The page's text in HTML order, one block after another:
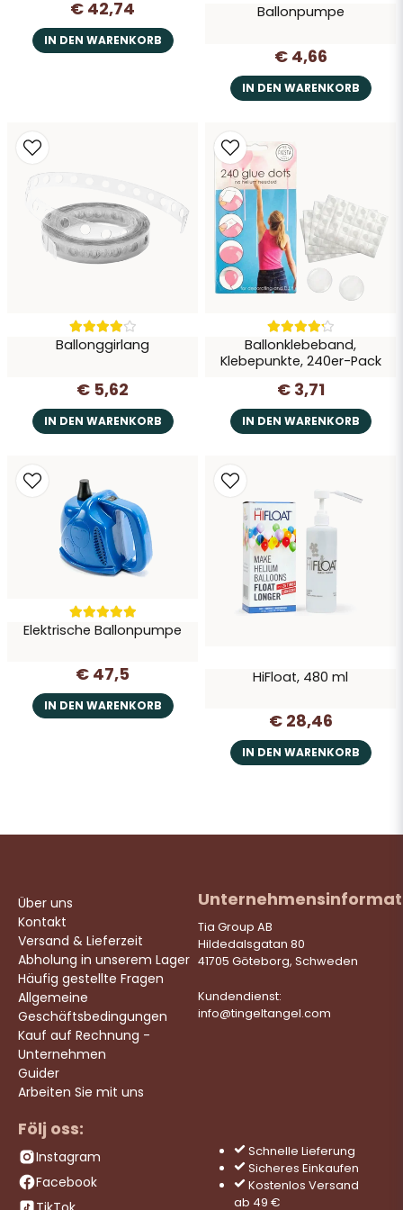
€ 42,74
IN DEN WARENKORB
Ballonpumpe
€ 4,66
IN DEN WARENKORB
Ballonggirlang
€ 5,62
IN DEN WARENKORB
Ballonklebeband,
Klebepunkte, 240er-Pack
€ 3,71
IN DEN WARENKORB
Elektrische Ballonpumpe
€ 47,5
IN DEN WARENKORB
HiFloat, 480 ml
€ 28,46
IN DEN WARENKORB
Über uns
Kontakt
Versand & Lieferzeit
Abholung in unserem Lager
Häufig gestellte Fragen
Allgemeine
Geschäftsbedingungen
Kauf auf Rechnung -
Unternehmen
Guider
Arbeiten Sie mit uns
Tia Group AB
Hildedalsgatan 80
41705 Göteborg, Schweden
Kundendienst:
info@tingeltangel.com
Följ oss:
Instagram
Facebook
Schnelle Lieferung
Sicheres Einkaufen
Kostenlos Versand
ab 49 €